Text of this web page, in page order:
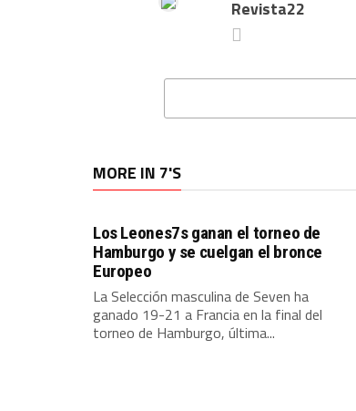
Revista22
MORE IN 7'S
Los Leones7s ganan el torneo de
Hamburgo y se cuelgan el bronce
Europeo
La Selección masculina de Seven ha
ganado 19-21 a Francia en la final del
torneo de Hamburgo, última...